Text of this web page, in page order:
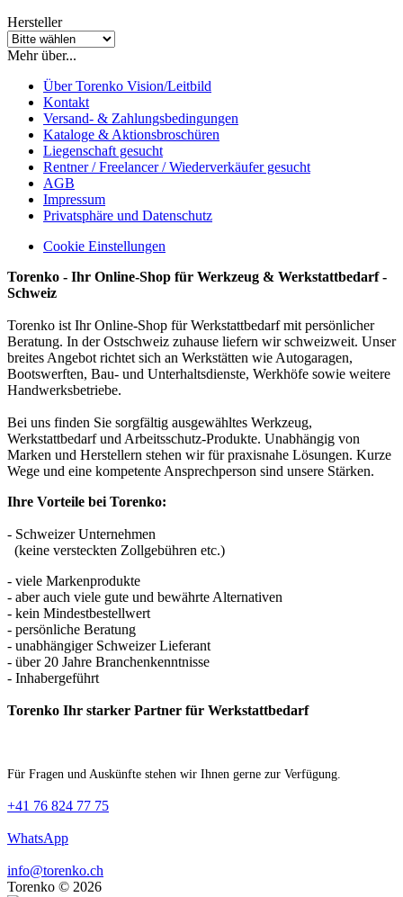
Hersteller
Mehr über...
Über Torenko Vision/Leitbild
Kontakt
Versand- & Zahlungsbedingungen
Kataloge & Aktionsbroschüren
Liegenschaft gesucht
Rentner / Freelancer / Wiederverkäufer gesucht
AGB
Impressum
Privatsphäre und Datenschutz
Cookie Einstellungen
Torenko - Ihr Online-Shop für Werkzeug & Werkstattbedarf -
Schweiz
Torenko ist Ihr Online-Shop für Werkstattbedarf mit persönlicher
Beratung. In der Ostschweiz zuhause liefern wir schweizweit. Unser
breites Angebot richtet sich an Werkstätten wie Autogaragen,
Bootswerften, Bau- und Unterhaltsdienste, Werkhöfe sowie weitere
Handwerksbetriebe.
Bei uns finden Sie sorgfältig ausgewähltes Werkzeug,
Werkstattbedarf und Arbeitsschutz-Produkte. Unabhängig von
Marken und Herstellern stehen wir für praxisnahe Lösungen. Kurze
Wege und eine kompetente Ansprechperson sind unsere Stärken.
Ihre Vorteile bei Torenko:
- Schweizer Unternehmen
(keine versteckten Zollgebühren etc.)
- viele Markenprodukte
- aber auch viele gute und bewährte Alternativen
- kein Mindestbestellwert
- persönliche Beratung
- unabhängiger Schweizer Lieferant
- über 20 Jahre Branchenkenntnisse
- Inhabergeführt
Torenko Ihr starker Partner für Werkstattbedarf
Für Fragen und Auskünfte stehen wir Ihnen gerne zur Verfügung.
+41 76 824 77 75
WhatsApp
info@torenko.ch
Torenko © 2026